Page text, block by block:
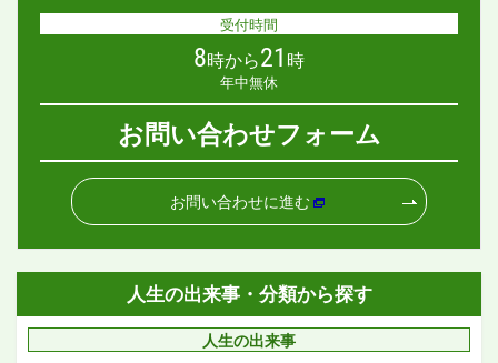
受付時間
8時から21 時
年中無休
お問い合わせフォーム
お問い合わせに進む
人生の出来事・分類から探す
人生の出来事